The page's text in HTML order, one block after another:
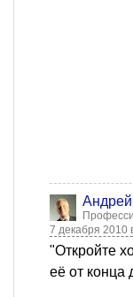
Андрей
7 декабря 2010
"Откройте
её от конца